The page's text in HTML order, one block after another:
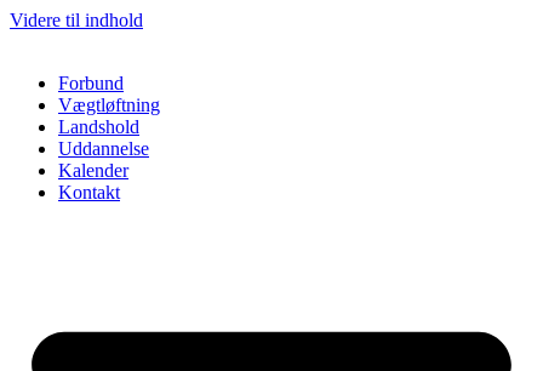
Videre til indhold
Forbund
Vægtløftning
Landshold
Uddannelse
Kalender
Kontakt